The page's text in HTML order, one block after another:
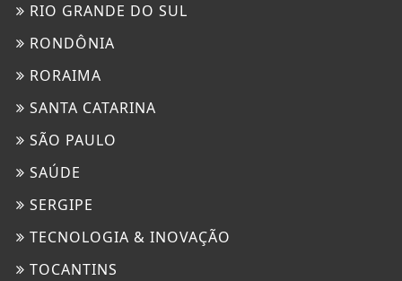
RIO GRANDE DO SUL
RONDÔNIA
RORAIMA
SANTA CATARINA
SÃO PAULO
SAÚDE
SERGIPE
TECNOLOGIA & INOVAÇÃO
TOCANTINS